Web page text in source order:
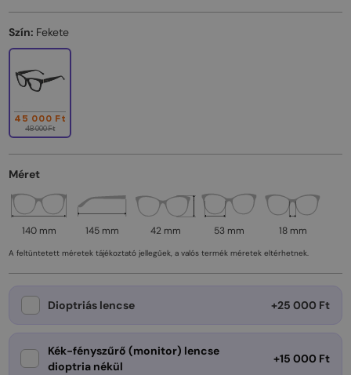
Szín: Fekete
45 000 Ft
48 000 Ft
Méret
140 mm 145 mm 42 mm 53 mm 18 mm
A feltüntetett méretek tájékoztató jellegűek, a valós termék méretek eltérhetnek.
Dioptriás lencse +25 000 Ft
Kék-fényszűrő (monitor) lencse
dioptria nékül
+15 000 Ft